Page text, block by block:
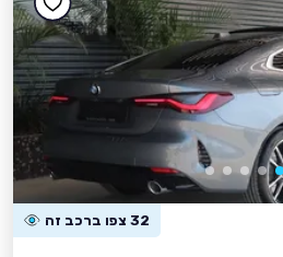
32 צפו ברכב זה